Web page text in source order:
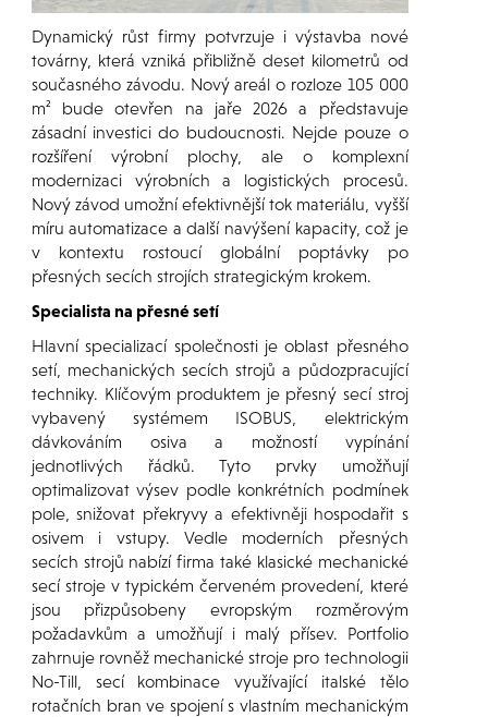
Dynamický růst firmy potvrzuje i výstavba nové
továrny, která vzniká přibližně deset kilometrů od
současného závodu. Nový areál o rozloze 105 000
m² bude otevřen na jaře 2026 a představuje
zásadní investici do budoucnosti. Nejde pouze o
rozšíření výrobní plochy, ale o komplexní
modernizaci výrobních a logistických procesů.
Nový závod umožní efektivnější tok materiálu, vyšší
míru automatizace a další navýšení kapacity, což je
v kontextu rostoucí globální poptávky po
přesných secích strojích strategickým krokem.
Specialista na přesné setí
Hlavní specializací společnosti je oblast přesného
setí, mechanických secích strojů a půdozpracující
techniky. Klíčovým produktem je přesný secí stroj
vybavený systémem ISOBUS, elektrickým
dávkováním osiva a možností vypínání
jednotlivých řádků. Tyto prvky umožňují
optimalizovat výsev podle konkrétních podmínek
pole, snižovat překryvy a efektivněji hospodařit s
osivem i vstupy. Vedle moderních přesných
secích strojů nabízí firma také klasické mechanické
secí stroje v typickém červeném provedení, které
jsou přizpůsobeny evropským rozměrovým
požadavkům a umožňují i malý přísev. Portfolio
zahrnuje rovněž mechanické stroje pro technologii
No-Till, secí kombinace využívající italské tělo
rotačních bran ve spojení s vlastním mechanickým